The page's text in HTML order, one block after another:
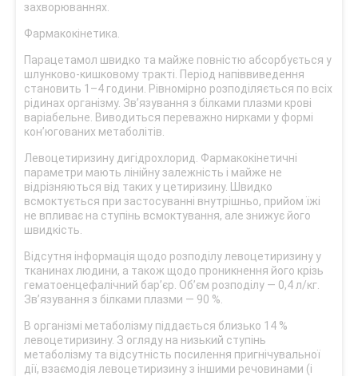
захворюваннях.
Фармакокінетика.
Парацетамол швидко та майже повністю абсорбується у
шлунково-кишковому тракті. Період напіввиведення
становить 1–4 години. Рівномірно розподіляється по всіх
рідинах організму. Зв’язування з білками плазми крові
варіабельне. Виводиться переважно нирками у формі
кон’югованих метаболітів.
Левоцетиризину дигідрохлорид. Фармакокінетичні
параметри мають лінійну залежність і майже не
відрізняються від таких у цетиризину. Швидко
всмоктується при застосуванні внутрішньо, прийом їжі
не впливає на ступінь всмоктування, але знижує його
швидкість.
Відсутня інформація щодо розподілу левоцетиризину у
тканинах людини, а також щодо проникнення його крізь
гематоенцефалічний бар’єр. Об’єм розподілу — 0,4 л/кг.
Зв’язування з білками плазми — 90 %.
В організмі метаболізму піддається близько 14 %
левоцетиризину. З огляду на низький ступінь
метаболізму та відсутність посилення пригнічувальної
дії, взаємодія левоцетиризину з іншими речовинами (і